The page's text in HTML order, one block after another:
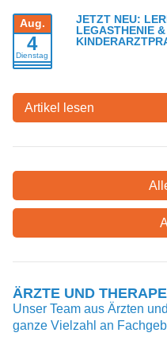
Aug.
4
Dienstag
JETZT NEU:
DYSKALKULIE IN
Artikel lesen
ÄRZTE UND
Unser Team aus Ärzten und
Vielzahl an Fachgebieten ab.